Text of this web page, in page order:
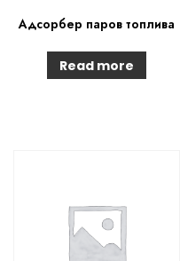
Адсорбер паров топлива
Read more